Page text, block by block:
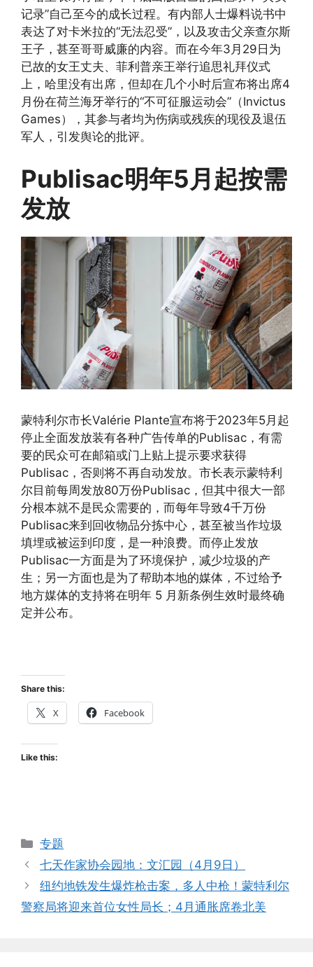
记录”自己至今的成长过程。有内部人士爆料说书中
表达了对卡米拉的“无法忍受”，以及攻击父亲查尔斯
王子，甚至哥哥威廉的内容。而在今年3月29日为
已故的女王丈夫、菲利普亲王举行追思礼拜仪式
上，哈里没有出席，但却在几个小时后宣布将出席4
月份在荷兰海牙举行的“不可征服运动会”（Invictus
Games），其参与者均为伤病或残疾的现役及退伍
军人，引发舆论的批评。
Publisac明年5月起按需
发放
蒙特利尔市长Valérie Plante宣布将于2023年5月起
停止全面发放装有各种广告传单的Publisac，有需
要的民众可在邮箱或门上贴上提示要求获得
Publisac，否则将不再自动发放。市长表示蒙特利
尔目前每周发放80万份Publisac，但其中很大一部
分根本就不是民众需要的，而每年导致4千万份
Publisac来到回收物品分拣中心，甚至被当作垃圾
填埋或被运到印度，是一种浪费。而停止发放
Publisac一方面是为了环境保护，减少垃圾的产
生；另一方面也是为了帮助本地的媒体，不过给予
地方媒体的支持将在明年 5 月新条例生效时最终确
定并公布。
Share this:
X Facebook
Like this:
Categories
专题
七天作家协会园地：文汇园（4月9日）
纽约地铁发生爆炸枪击案，多人中枪！蒙特利尔
警察局将迎来首位女性局长；4月通胀席卷北美